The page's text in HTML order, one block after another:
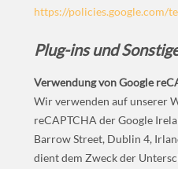
https://policies.google.com/
Plug-ins und
Verwendung von Google
Wir verwenden auf unserer
reCAPTCHA der Google
Barrow Street, Dublin 4,
dient dem Zweck der